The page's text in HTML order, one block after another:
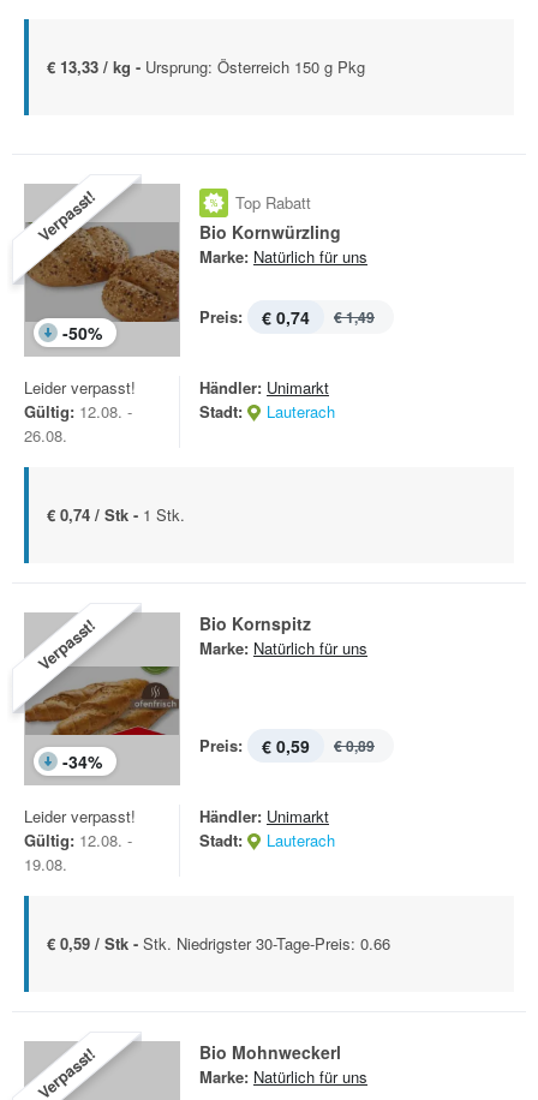
€ 13,33 / kg - Ursprung: Österreich 150 g Pkg
Verpasst!
-50%
Top Rabatt
Bio Kornwürzling
Marke: Natürlich für uns
Preis: € 0,74 € 1,49
Leider verpasst!
Gültig: 12.08. -
26.08.
Händler: Unimarkt
Stadt:
Lauterach
€ 0,74 / Stk - 1 Stk.
Verpasst!
-34%
Bio Kornspitz
Marke: Natürlich für uns
Preis: € 0,59 € 0,89
Leider verpasst!
Gültig: 12.08. -
19.08.
Händler: Unimarkt
Stadt:
Lauterach
€ 0,59 / Stk - Stk. Niedrigster 30-Tage-Preis: 0.66
Verpasst! Bio Mohnweckerl
Marke: Natürlich für uns